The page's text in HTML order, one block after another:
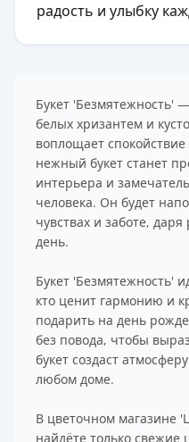
радость и улыбку
Букет 'Безмятежность'
белых хризантем и
воплощает
нежный букет станет
интерьера и
человека. Он будет
чувствах и заботе,
день.
Букет 'Безмятежность'
кто ценит гармонию и
подарить на день
без повода, чтобы
букет создаст
любом доме.
В цветочном магазине
найдёте только свежие